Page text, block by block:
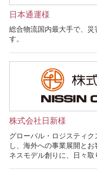
日本通運様
総合物流国内最大手で、
す。
株式会社日新様
グローバル・ロジスティ
し、海外への事業展開と
ネスモデル創りに、日々取